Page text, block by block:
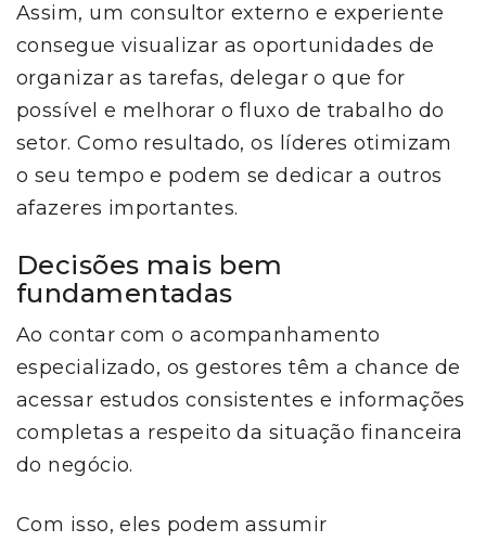
Assim, um consultor externo e experiente
consegue visualizar as oportunidades de
organizar as tarefas, delegar o que for
possível e melhorar o fluxo de trabalho do
setor. Como resultado, os líderes otimizam
o seu tempo e podem se dedicar a outros
afazeres importantes.
Decisões mais bem
fundamentadas
Ao contar com o acompanhamento
especializado, os gestores têm a chance de
acessar estudos consistentes e informações
completas a respeito da situação financeira
do negócio.
Com isso, eles podem assumir